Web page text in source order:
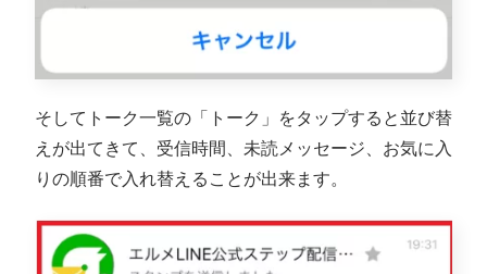
そしてトーク一覧の「トーク」をタップすると並び替
えが出てきて、受信時間、未読メッセージ、お気に入
りの順番で入れ替えることが出来ます。